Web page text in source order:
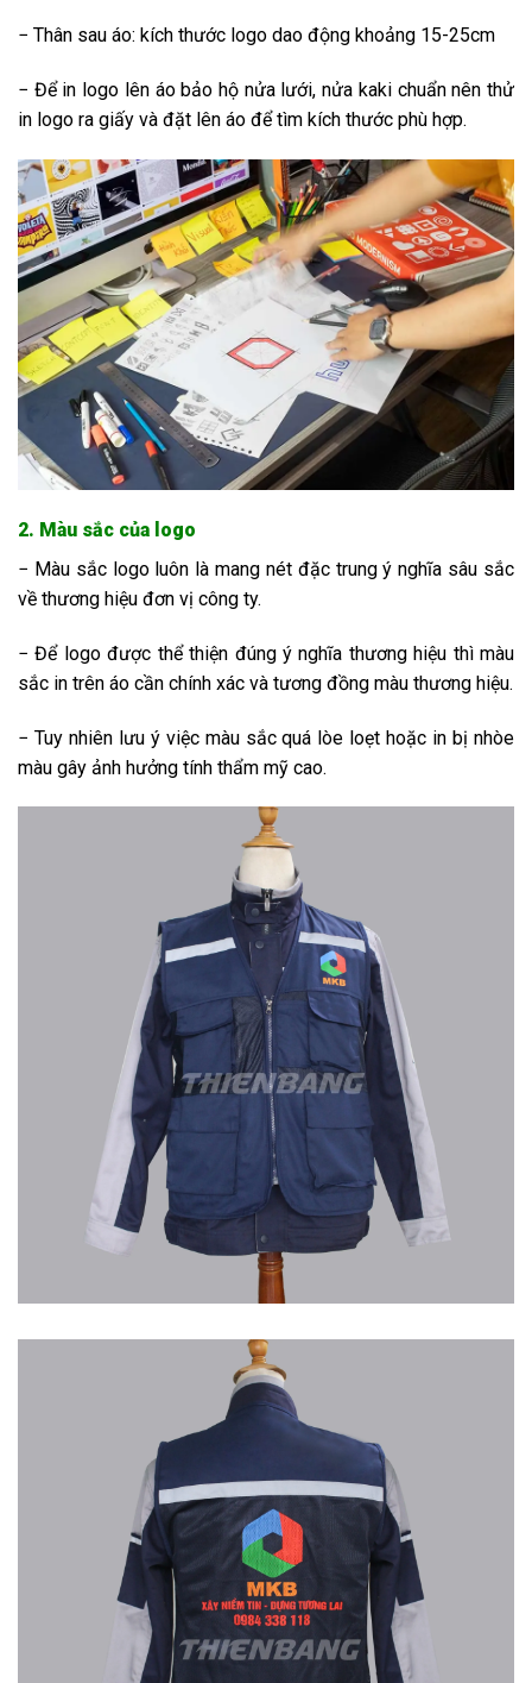
− Thân sau áo: kích thước logo dao động khoảng 15-25cm
− Để in logo lên áo bảo hộ nửa lưới, nửa kaki chuẩn nên thử
in logo ra giấy và đặt lên áo để tìm kích thước phù hợp.
2. Màu sắc của logo
− Màu sắc logo luôn là mang nét đặc trung ý nghĩa sâu sắc
về thương hiệu đơn vị công ty.
− Để logo được thể thiện đúng ý nghĩa thương hiệu thì màu
sắc in trên áo cần chính xác và tương đồng màu thương hiệu.
− Tuy nhiên lưu ý việc màu sắc quá lòe loẹt hoặc in bị nhòe
màu gây ảnh hưởng tính thẩm mỹ cao.